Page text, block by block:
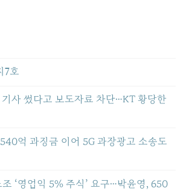
7호
기사 썼다고 보도자료 차단…KT 황당한
억 과징금 이어 5G 과장광고 소송도
‘영업익 5% 주식’ 요구…박윤영, 650